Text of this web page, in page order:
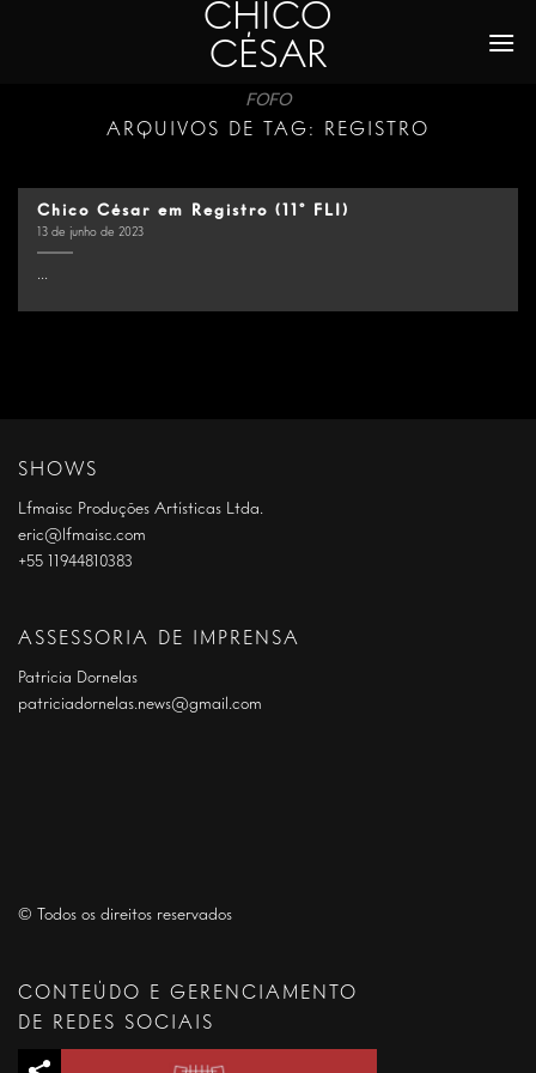
CHICO
CÉSAR
FOFO
ARQUIVOS DE TAG: REGISTRO
Chico César em Registro (11º FLI)
13 de junho de 2023
...
SHOWS
Lfmaisc Produções Artísticas Ltda.
eric@lfmaisc.com
+55 11944810383
ASSESSORIA DE IMPRENSA
Patrícia Dornelas
patriciadornelas.news@gmail.com
© Todos os direitos reservados
CONTEÚDO E GERENCIAMENTO
DE REDES SOCIAIS